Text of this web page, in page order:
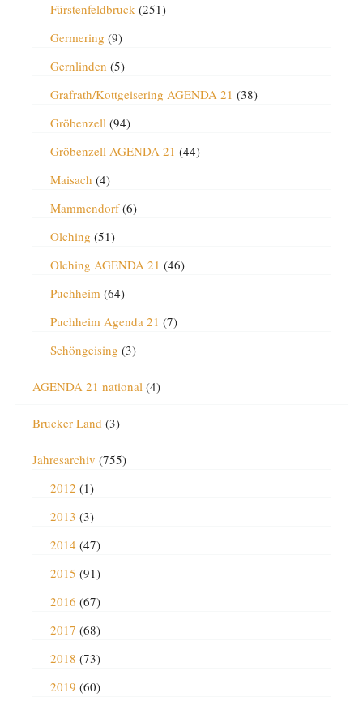
Fürstenfeldbruck(251)
Germering (9)
Gernlinden (5)
Grafrath/Kottgeisering AGENDA 21 (38)
Gröbenzell(94)
Gröbenzell AGENDA 21 (44)
Maisach (4)
Mammendorf(6)
Olching (51)
Olching AGENDA 21 (46)
Puchheim(64)
Puchheim Agenda 21 (7)
Schöngeising (3)
AGENDA 21 national(4)
Brucker Land (3)
Jahresarchiv (755)
2012 (1)
2013 (3)
2014 (47)
2015 (91)
2016 (67)
2017 (68)
2018 (73)
2019 (60)